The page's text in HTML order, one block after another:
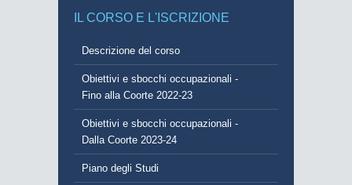
IL CORSO E L'ISCRIZIONE
Descrizione del corso
Obiettivi e sbocchi occupazionali -
Fino alla Coorte 2022-23
Obiettivi e sbocchi occupazionali -
Dalla Coorte 2023-24
Piano degli Studi